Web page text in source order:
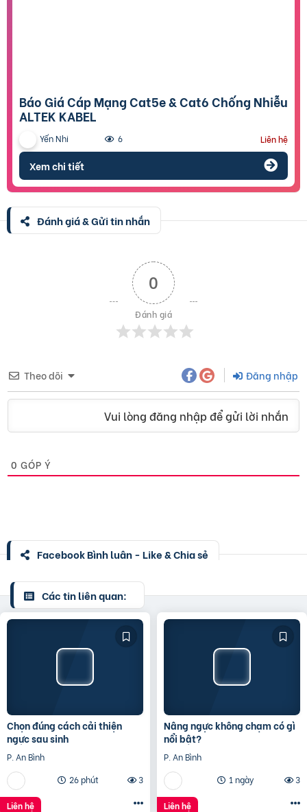
Báo Giá Cáp Mạng Cat5e & Cat6 Chống Nhiễu
ALTEK KABEL
Yến Nhi 6 Liên hệ
Xem chi tiết
Đánh giá & Gửi tin nhắn
0
Đánh giá
Theo dõi Đăng nhập
Vui lòng đăng nhập để gửi lời nhắn
0 GÓP Ý
Facebook Bình luận - Like & Chia sẻ
Các tin liên quan:
Chọn đúng cách cải thiện
ngực sau sinh
P. An Bình
26 phút
3
Liên hệ
Nâng ngực không chạm có gì
nổi bật?
P. An Bình
1 ngày
3
Liên hệ